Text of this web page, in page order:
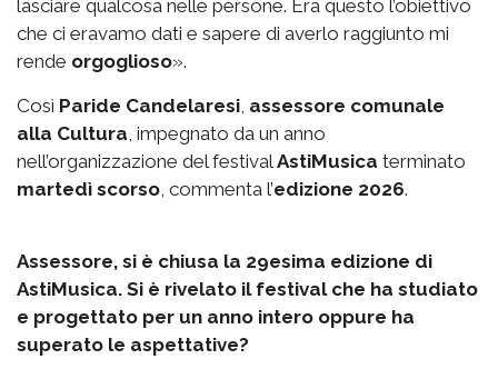
lasciare qualcosa nelle persone. Era questo l’obiettivo
che ci eravamo dati e sapere di averlo raggiunto mi
rende orgoglioso».
Così Paride Candelaresi, assessore comunale
alla Cultura, impegnato da un anno
nell’organizzazione del festivalAstiMusica terminato
martedì scorso, commenta l’edizione 2026.
Assessore, si è chiusa la 29esima edizione di
AstiMusica. Si è rivelato il festival che ha studiato
e progettato per un anno intero oppure ha
superato le aspettative?